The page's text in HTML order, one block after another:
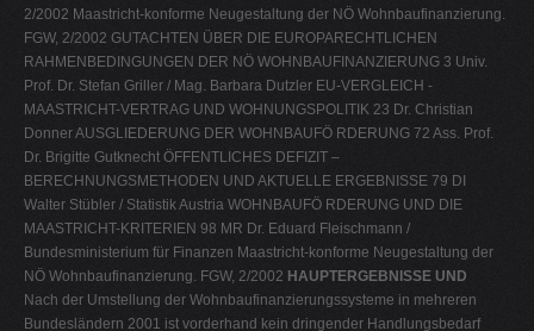
2/2002 Maastricht-konforme Neugestaltung der NÖ Wohnbaufinanzierung.
FGW, 2/2002 GUTACHTEN ÜBER DIE EUROPARECHTLICHEN
RAHMENBEDINGUNGEN DER NÖ WOHNBAUFINANZIERUNG 3 Univ.
Prof. Dr. Stefan Griller / Mag. Barbara Dutzler EU-VERGLEICH -
MAASTRICHT-VERTRAG UND WOHNUNGSPOLITIK 23 Dr. Christian
Donner AUSGLIEDERUNG DER WOHNBAUFÖ RDERUNG 72 Ass. Prof.
Dr. Brigitte Gutknecht ÖFFENTLICHES DEFIZIT –
BERECHNUNGSMETHODEN UND AKTUELLE ERGEBNISSE 79 DI
Walter Stübler / Statistik Austria WOHNBAUFÖ RDERUNG UND DIE
MAASTRICHT-KRITERIEN 98 MR Dr. Eduard Fleischmann /
Bundesministerium für Finanzen Maastricht-konforme Neugestaltung der
NÖ Wohnbaufinanzierung. FGW, 2/2002 HAUPTERGEBNISSE UND
Nach der Umstellung der Wohnbaufinanzierungssysteme in mehreren
Bundesländern 2001 ist vorderhand kein dringender Handlungsbedarf